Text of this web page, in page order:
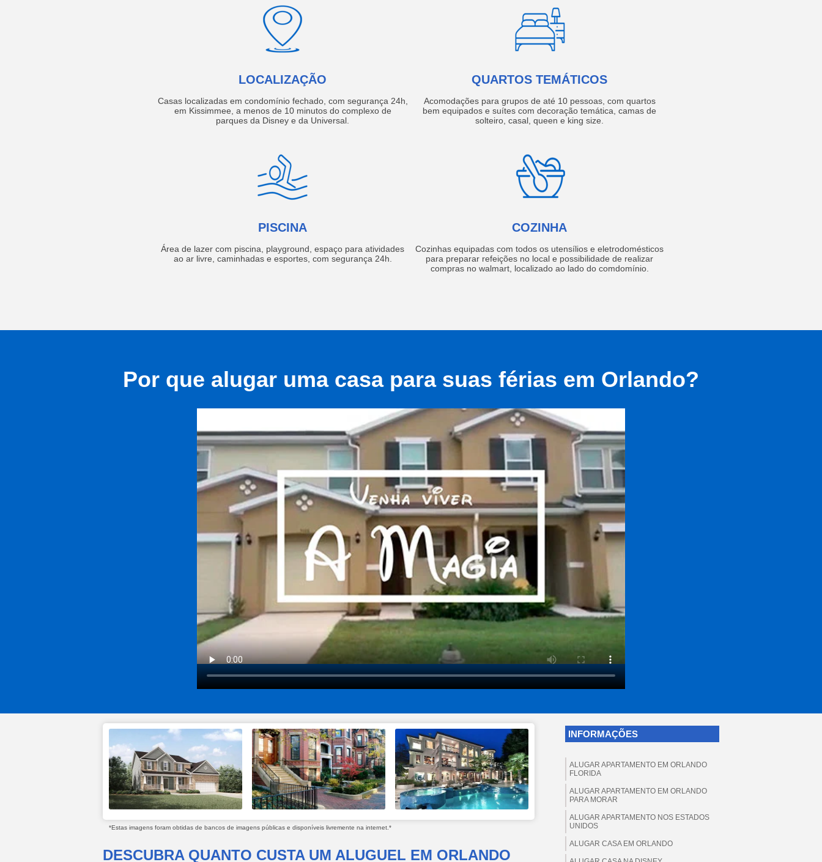
LOCALIZAÇÃO
Casas localizadas em condomínio fechado, com segurança 24h,
em Kissimmee, a menos de 10 minutos do complexo de
parques da Disney e da Universal.
QUARTOS TEMÁTICOS
Acomodações para grupos de até 10 pessoas, com quartos
bem equipados e suítes com decoração temática, camas de
solteiro, casal, queen e king size.
PISCINA
Área de lazer com piscina, playground, espaço para atividades
ao ar livre, caminhadas e esportes, com segurança 24h.
COZINHA
Cozinhas equipadas com todos os utensílios e eletrodomésticos
para preparar refeições no local e possibilidade de realizar
compras no walmart, localizado ao lado do comdomínio.
Por que alugar uma casa para suas férias em Orlando?
*Estas imagens foram obtidas de bancos de imagens públicas e disponíveis livremente na internet.*
DESCUBRA QUANTO CUSTA UM ALUGUEL EM ORLANDO
INFORMAÇÕES
ALUGAR APARTAMENTO EM ORLANDO
FLORIDA
ALUGAR APARTAMENTO EM ORLANDO
PARA MORAR
ALUGAR APARTAMENTO NOS ESTADOS
UNIDOS
ALUGAR CASA EM ORLANDO